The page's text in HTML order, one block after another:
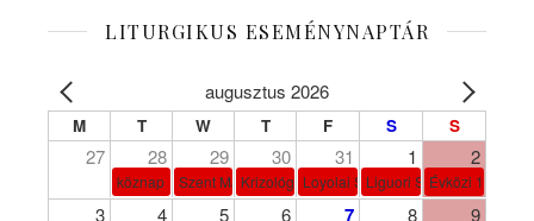
LITURGIKUS ESEMÉNYNAPTÁR
augusztus 2026
M T W T F S S
27 28 29 30 31 1 2
köznap Szent Márta, Mária és Lázár
Krizológ Szent Péter
Loyolai Szent IgnácLiguori Szent Alfonz pk-et.
Évközi 18.
3 4 5 6 7 8 9